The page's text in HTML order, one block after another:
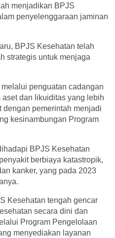
menjadikan BPJS
penyelenggaraan jaminan
BPJS Kesehatan telah
strategis untuk menjaga
penguatan cadangan
dan likuiditas yang lebih
dengan pemerintah menjadi
kesinambungan Program
BPJS Kesehatan
berbiaya katastropik,
kanker, yang pada 2023
Kesehatan tengah gencar
secara dini dan
Program Pengelolaan
menyediakan layanan